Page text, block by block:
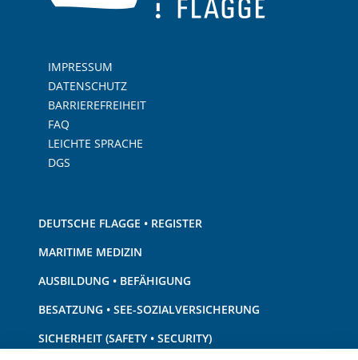
IMPRESSUM
DATENSCHUTZ
BARRIEREFREIHEIT
FAQ
LEICHTE SPRACHE
DGS
DEUTSCHE FLAGGE • REGISTER
MARITIME MEDIZIN
AUSBILDUNG • BEFÄHIGUNG
BESATZUNG • SEE-SOZIALVERSICHERUNG
SICHERHEIT (SAFETY • SECURITY)